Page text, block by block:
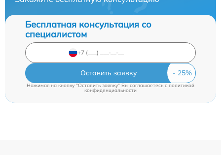
Бесплатная консультация со
специалистом
Оставить заявку
Нажимая на кнопку "Оставить заявку" Вы соглашаетесь cполитикой
конфиденциальности